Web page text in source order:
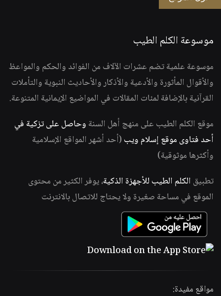
موسوعة الكلم الطيب
موسوعة علمية تضم عشرات الآلاف من الفوائد والحكم والمواعظ
والأقوال المأثورة والأدعية والأذكار والأحاديث النبوية والتأملات
القرآنية بالإضافة لمئات المقالات في المواضيع الإيمانية المتنوعة.
موقع الكلم الطيب على منهج أهل السنة وحاصل على تزكية في
أحد فتاوى موقع إسلام ويب (أحد أشهر المواقع الإسلامية
وأكثرها موثوقية)
تطبيق الكلم الطيب للأجهزة الذكية، يوفر الكثير من محتوى
الموقع في مساحة صغيرة ولا يحتاج للاتصال بالانترنت
مواقع مفيدة: